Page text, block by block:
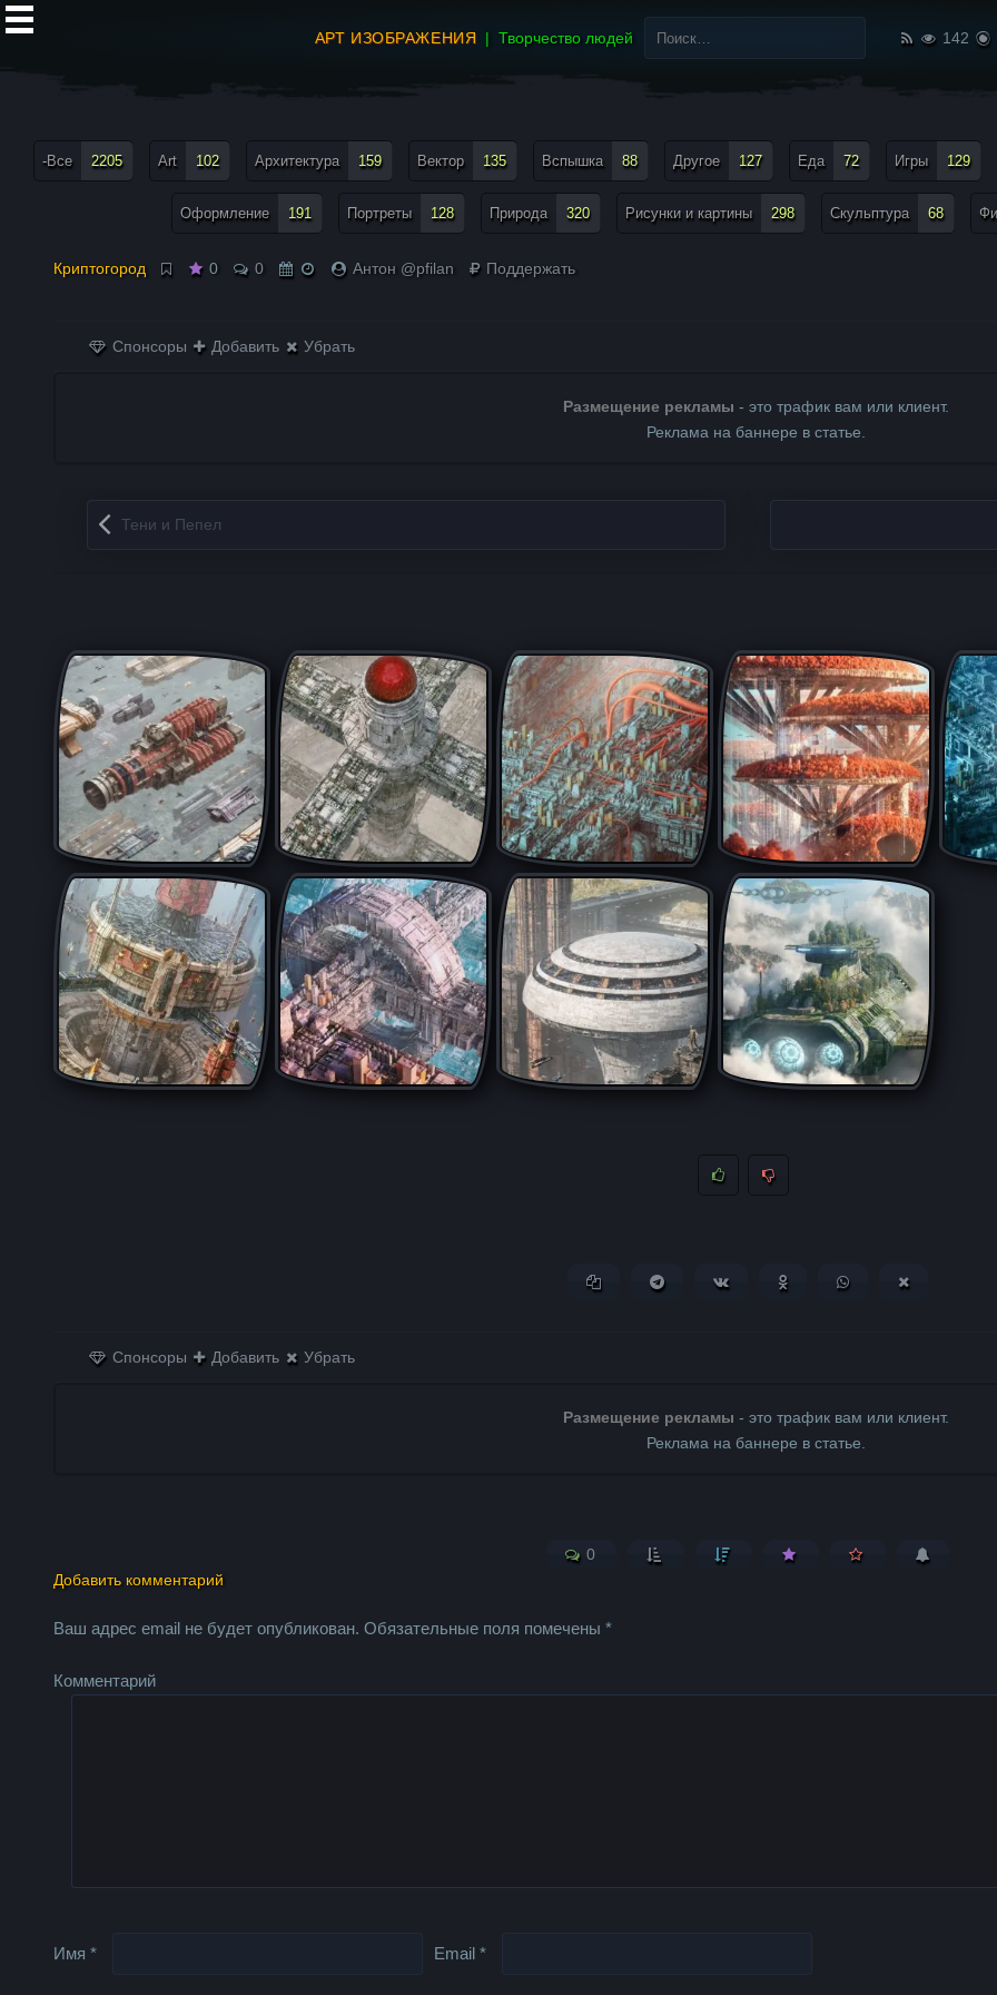
АРТ ИЗОБРАЖЕНИЯ Творчество людей
Найти:
142
-Все 2205 Art 102 Архитектура 159 Вектор 135 Вспышка 88 Другое 127 Еда 72 Игры 129
Оформление 191 Портреты 128 Природа 320 Рисунки и картины 298 Скульптура 68
Криптогород 0 0 Антон @pfilan Поддержать
Спонсоры Добавить Убрать
Размещение рекламы - это трафик вам или клиент.
Реклама на баннере в статье.
Запись навигация
Тени и Пепел
Копировать ссылкуПоделиться в Telegram
Поделиться ВКонтакте
Поделиться вПоделиться в
Спонсоры Добавить Убрать
Размещение рекламы - это трафик вам или клиент.
Реклама на баннере в статье.
0
Добавить комментарий
Ваш адрес email не будет опубликован. Обязательные поля помечены*
Комментарий
Имя* Email*